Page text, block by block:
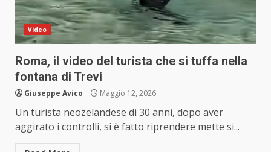
Video
Roma, il video del turista che si tuffa nella
fontana di Trevi
Giuseppe Avico Maggio 12, 2026
Un turista neozelandese di 30 anni, dopo aver
aggirato i controlli, si è fatto riprendere mette si...